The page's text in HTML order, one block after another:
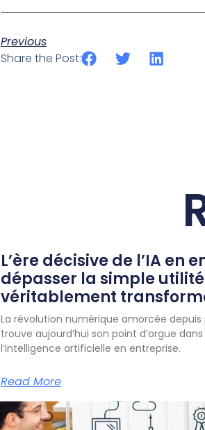
Previous
Share the Post:
L’ère décisive de l’IA en
dépasser la simple
véritablement
La révolution numérique amorcée depuis
trouve aujourd’hui son point d’orgue
l’intelligence artificielle en entreprise.
Read More